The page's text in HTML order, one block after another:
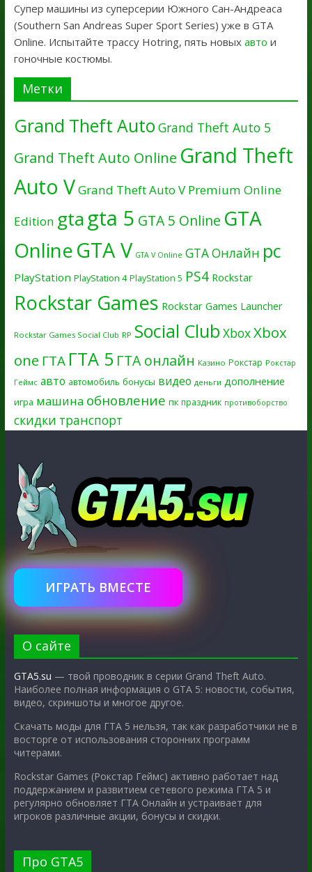
Супер машины из суперсерии Южного Сан-Андреаса
(Southern San Andreas Super Sport Series) уже в GTA
Online. Испытайте трассу Hotring, пять новых авто и
гоночные костюмы.
Метки
Grand Theft Auto Grand Theft Auto 5
Grand Theft Auto Online Grand Theft
Auto VGrand Theft Auto V Premium Online
Edition gtagta 5 GTA 5 Online GTA
OnlineGTA V GTA V Online GTA Онлайн pc
PlayStation PlayStation 4 PlayStation 5 PS4 Rockstar
Rockstar Games Rockstar Games Launcher
Rockstar Games Social Club RP Social Club XboxXbox
one ГТА ГТА 5 ГТА онлайн Казино Рокстар Рокстар
Геймс авто автомобиль бонусы видео деньги дополнение
игра машина обновление пк праздник противоборство
скидки транспорт
ИГРАТЬ ВМЕСТЕ
О сайте
GTA5.su — твой проводник в серии Grand Theft Auto.
Наиболее полная информация о GTA 5: новости, события,
видео, скриншоты и многое другое.
Скачать моды для ГТА 5 нельзя, так как разработчики не в
восторге от использования сторонних программ
читерами.
Rockstar Games (Рокстар Геймс) активно работает над
поддержанием и развитием сетевого режима ГТА 5 и
регулярно обновляет ГТА Онлайн и устраивает для
игроков различные акции, бонусы и скидки.
Про GTA5